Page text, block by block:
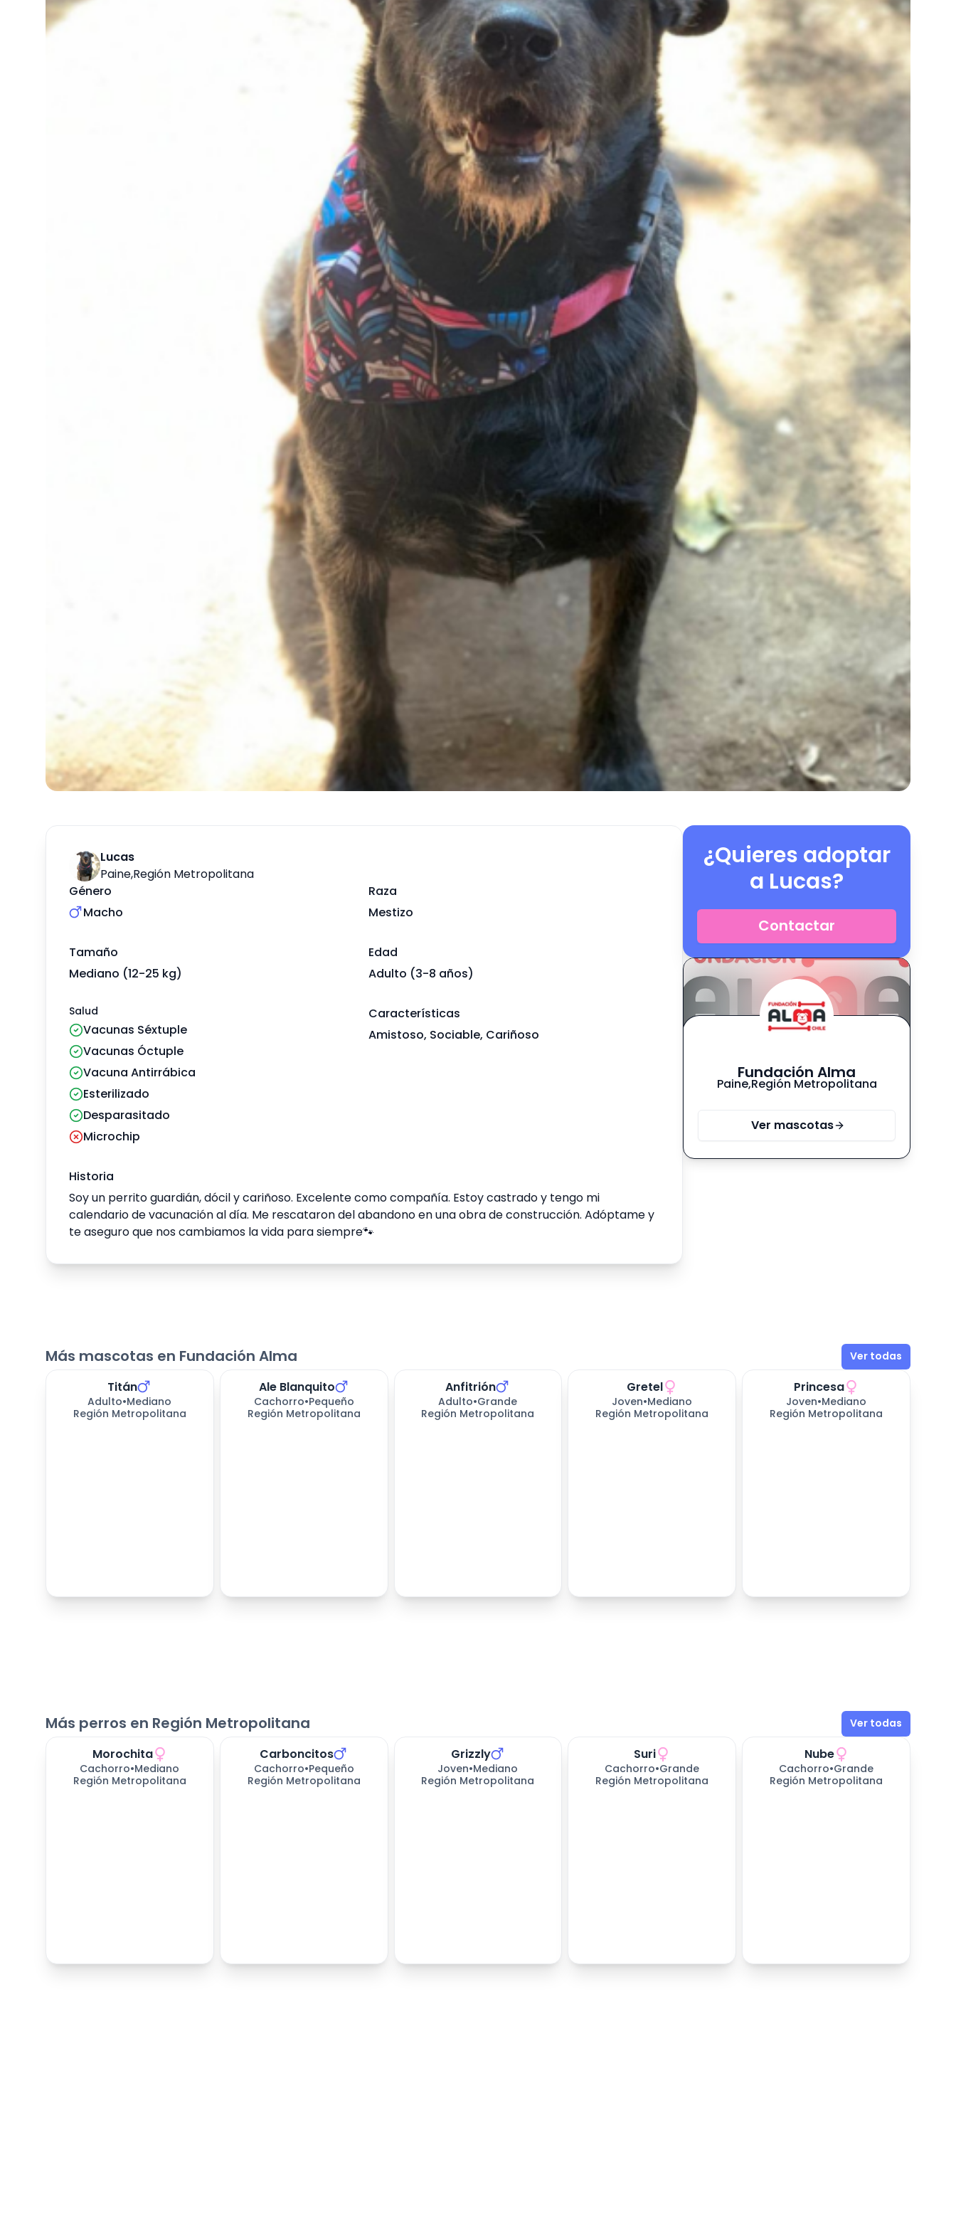
Lucas
Paine,Región Metropolitana
Género
Macho
Raza
Mestizo
Tamaño
Mediano (12-25 kg)
Edad
Adulto (3-8 años)
Salud
Vacunas Séxtuple
Vacunas Óctuple
Vacuna Antirrábica
Esterilizado
Desparasitado
Microchip
Características
Amistoso, Sociable, Cariñoso
Historia
Soy un perrito guardián, dócil y cariñoso. Excelente como compañía. Estoy castrado y tengo mi
calendario de vacunación al día. Me rescataron del abandono en una obra de construcción. Adóptame y
te aseguro que nos cambiamos la vida para siempre🐾
¿Quieres adoptar
a Lucas?
Contactar
Fundación Alma
Paine,Región Metropolitana
Ver mascotas
Más mascotas en Fundación Alma Ver todas
Titán
Adulto•Mediano
Región Metropolitana
Ale Blanquito
Cachorro•Pequeño
Región Metropolitana
Anfitrión
Adulto•Grande
Región Metropolitana
Gretel
Joven•Mediano
Región Metropolitana
Princesa
Joven•Mediano
Región Metropolitana
Más perros en Región Metropolitana Ver todas
Morochita
Cachorro•Mediano
Región Metropolitana
Carboncitos
Cachorro•Pequeño
Región Metropolitana
Grizzly
Joven•Mediano
Región Metropolitana
Suri
Cachorro•Grande
Región Metropolitana
Nube
Cachorro•Grande
Región Metropolitana